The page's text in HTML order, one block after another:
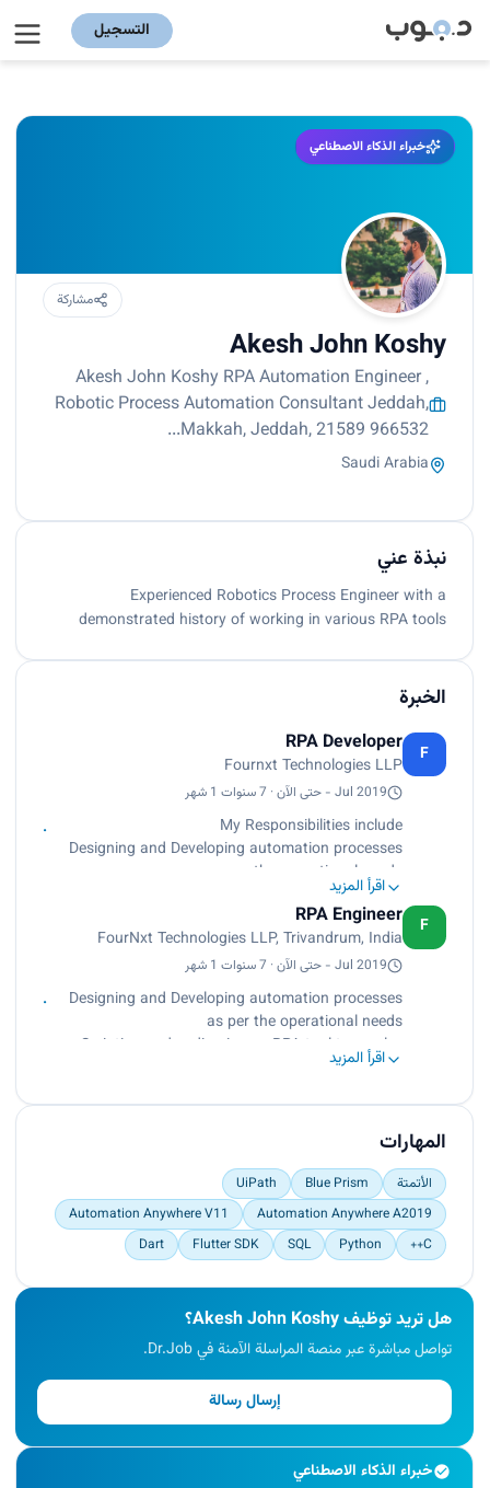
التسجيل
خبراء الذكاء الاصطناعي
مشاركة
Akesh John Koshy
Akesh John Koshy RPA Automation Engineer ,
Robotic Process Automation Consultant Jeddah,
Makkah, Jeddah, 21589 966532...
Saudi Arabia
نبذة عني
Experienced Robotics Process Engineer with a
demonstrated history of working in various RPA tools
الخبرة
F
RPA Developer
Fournxt Technologies LLP
Jul 2019 - حتى الآن · 7 سنوات 1 شهر
My Responsibilities include
Designing and Developing automation processes
as per the operational needs
Scripting and coding in any RPA tool to resolve
automation issues
Reviewing the code and the design and also
providing expertise in the development, and
integration of systems
Configuring new automation with efficient and
easily understandable automation tools
Documenting the automation procedures
اقرأ المزيد
F
RPA Engineer
FourNxt Technologies LLP, Trivandrum, India
Jul 2019 - حتى الآن · 7 سنوات 1 شهر
Designing and Developing automation processes
as per the operational needs
Scripting and coding in any RPA tool to resolve
automation issues
providing expertise in the development, and
integration of systems
Configuring new automation with efficient and
easily understandable automation tools
Documenting the automation procedures
اقرأ المزيد
المهارات
الأتمتة Blue Prism
UiPath
Automation Anywhere A2019
Automation Anywhere V11
C++
Python
SQL
Flutter SDK
Dart
هل تريد توظيف Akesh John Koshy؟
تواصل مباشرة عبر منصة المراسلة الآمنة في Dr.Job.
إرسال رسالة
خبراء الذكاء الاصطناعي